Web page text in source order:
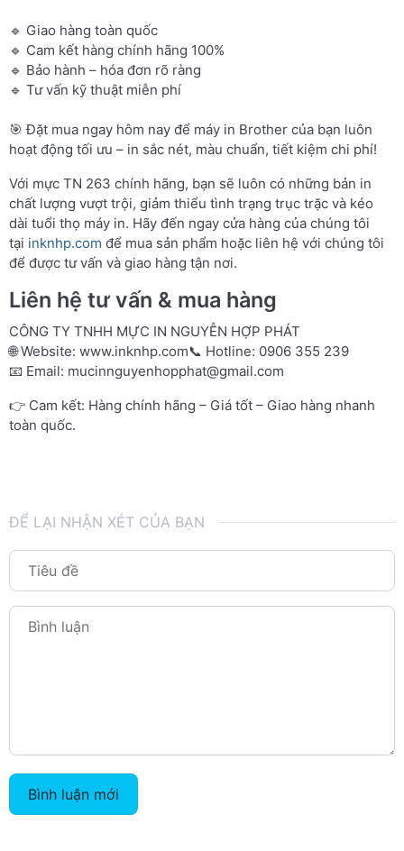
🔹 Giao hàng toàn quốc
🔹 Cam kết hàng chính hãng 100%
🔹 Bảo hành – hóa đơn rõ ràng
🔹 Tư vấn kỹ thuật miễn phí
🎯 Đặt mua ngay hôm nay để máy in Brother của bạn luôn
hoạt động tối ưu – in sắc nét, màu chuẩn, tiết kiệm chi phí!
Với mực TN 263 chính hãng, bạn sẽ luôn có những bản in
chất lượng vượt trội, giảm thiểu tình trạng trục trặc và kéo
dài tuổi thọ máy in. Hãy đến ngay cửa hàng của chúng tôi
tại inknhp.com để mua sản phẩm hoặc liên hệ với chúng tôi
để được tư vấn và giao hàng tận nơi.
Liên hệ tư vấn & mua hàng
CÔNG TY TNHH MỰC IN NGUYỄN HỢP PHÁT
🌐 Website: www.inknhp.com📞 Hotline: 0906 355 239
📧 Email: mucinnguyenhopphat@gmail.com
👉 Cam kết: Hàng chính hãng – Giá tốt – Giao hàng nhanh
toàn quốc.
ĐỂ LẠI NHẬN XÉT CỦA BẠN
Bình luận mới